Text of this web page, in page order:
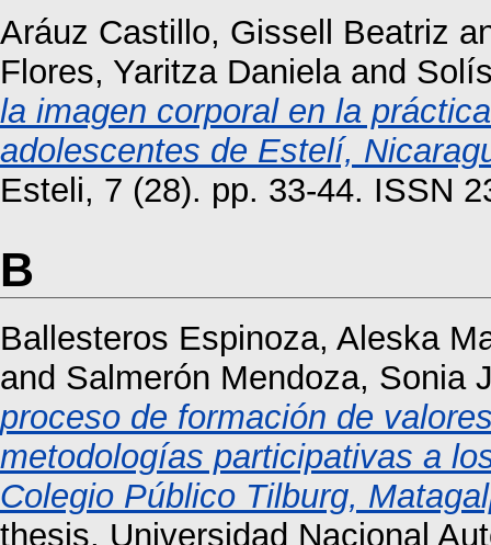
Aráuz Castillo, Gissell Beatriz
Flores, Yaritza Danielaand
la imagen corporal en la
adolescentes de Estelí,
Esteli, 7 (28). pp. 33-44. ISSN
B
Ballesteros Espinoza, Aleska
and Salmerón Mendoza, Sonia
proceso de formación de
metodologías participativas a
Colegio Público Tilburg,
thesis, Universidad Nacional